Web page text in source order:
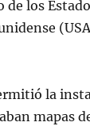
de los
la
mapas